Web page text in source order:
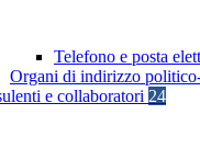
Telefono e posta
Organi di indirizzo
e collaboratori 24